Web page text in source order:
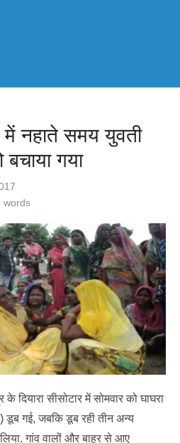
में नहाते समय युवती
गया
words
के दियारा सीसोटार में सोमवार को घाघरा
डूब गई, जबकि डूब रही तीन अन्य
गांव वालों और बाहर से आए